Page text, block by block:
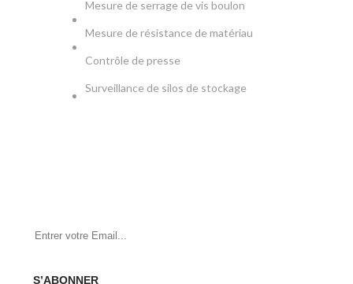
Mesure de serrage de vis boulon
Mesure de résistance de matériau
Contrôle de presse
Surveillance de silos de stockage
S’ABONNER